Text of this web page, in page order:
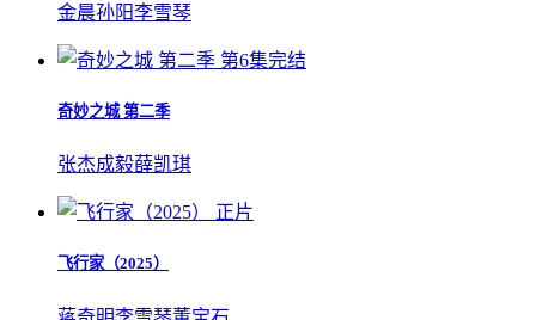
金晨孙阳李雪琴
第6集完结
奇妙之城 第二季
张杰成毅薛凯琪
正片
飞行家（2025）